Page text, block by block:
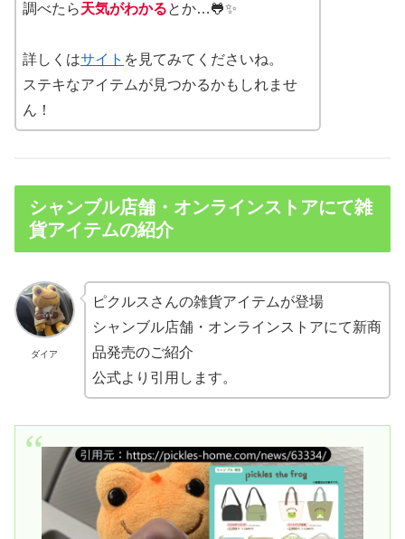
調べたら天気がわかるとか…🐸✨
詳しくはサイト を見てみてくださいね。
ステキなアイテムが見つかるかもしれませ
ん！
シャンブル店舗・オンラインストアにて雑
貨アイテムの紹介
ダイア
ピクルスさんの雑貨アイテムが登場
シャンブル店舗・オンラインストアにて新商
品発売のご紹介
公式より引用します。